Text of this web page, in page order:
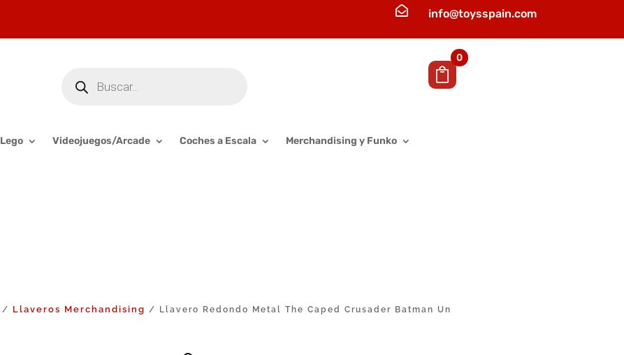
 info@toysspain.com
productos
0
Lego Videojuegos/Arcade Coches a Escala Merchandising y Funko
/ Llaveros Merchandising / Llavero Redondo Metal The Caped Crusader Batman Un